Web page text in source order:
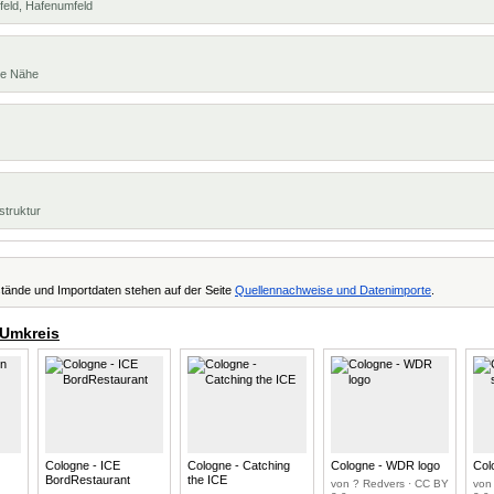
Hafenumfeld
Nähe
und Importdaten stehen auf der Seite Quellennachweise und Datenimporte
Cologne - ICE
BordRestaurant
Cologne - Catching
the ICE
Cologne - WDR logo
von ? Redvers · CC BY
von